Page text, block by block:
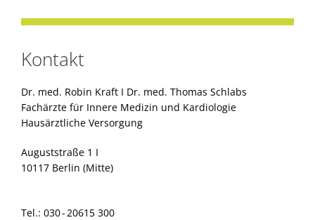
Kontakt
Dr. med. Robin Kraft I Dr. med. Thomas Schlabs
Fachärzte für Innere Medizin und Kardiologie
Hausärztliche Versorgung
Auguststraße 1 I
10117 Berlin (Mitte)
Tel.: 030 - 20615 300